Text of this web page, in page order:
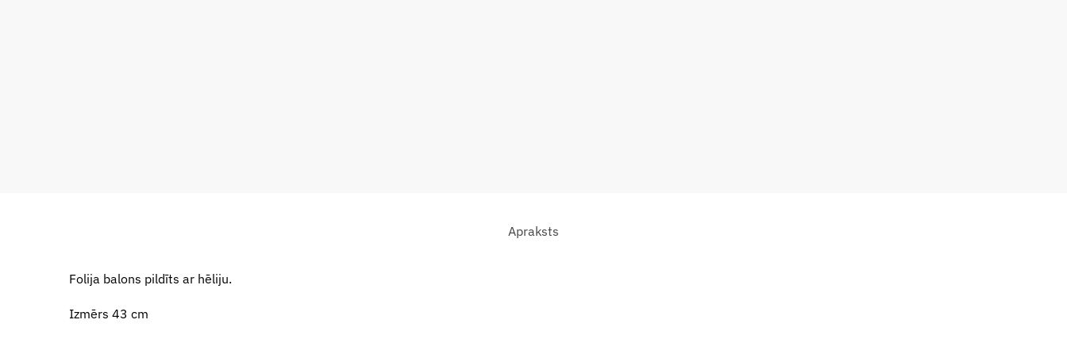
Apraksts
Folija balons pildīts ar hēliju.
Izmērs 43 cm